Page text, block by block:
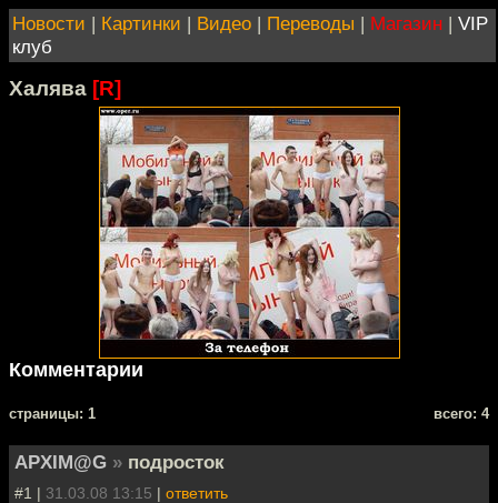
Новости | Картинки | Видео | Переводы | Магазин | VIP
клуб
Халява [R]
Комментарии
cтраницы: 1 всего: 4
APXIM@G » подросток
#1 | 31.03.08 13:15 | ответить